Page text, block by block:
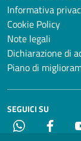
Informativa
Cookie Policy
Note legali
Dichiarazione di
Piano di
SEGUICI SU
Whatsapp